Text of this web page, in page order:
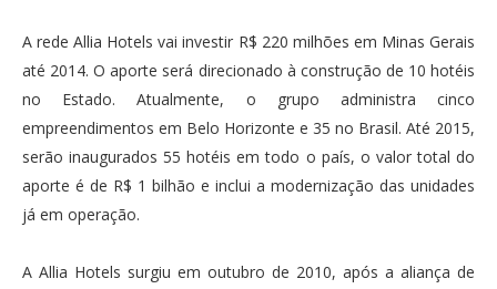
A rede Allia Hotels vai investir R$ 220 milhões em Minas Gerais
até 2014. O aporte será direcionado à construção de 10 hotéis
no Estado. Atualmente, o grupo administra cinco
empreendimentos em Belo Horizonte e 35 no Brasil. Até 2015,
serão inaugurados 55 hotéis em todo o país, o valor total do
aporte é de R$ 1 bilhão e inclui a modernização das unidades
já em operação.
A Allia Hotels surgiu em outubro de 2010, após a aliança de